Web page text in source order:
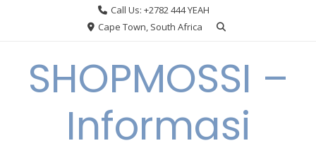
Call Us: +2782 444 YEAH
Cape Town, South Africa
SHOPMOSSI –
Informasi